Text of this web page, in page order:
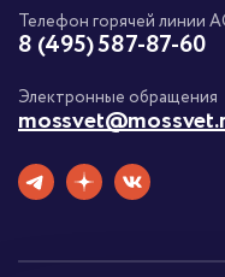
Телефон горячей линии
8 (495) 587-87-60
Электронные обращения